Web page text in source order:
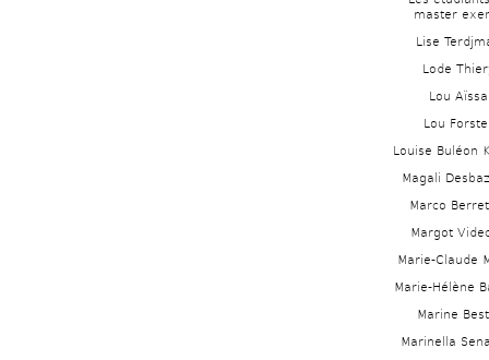
master
Lise
Lode
Lou Aïssa
Lou
Louise Buléon
Magali
Marco
Margot
Marie-Claude
Marie-Hélène
Marine
Marinella